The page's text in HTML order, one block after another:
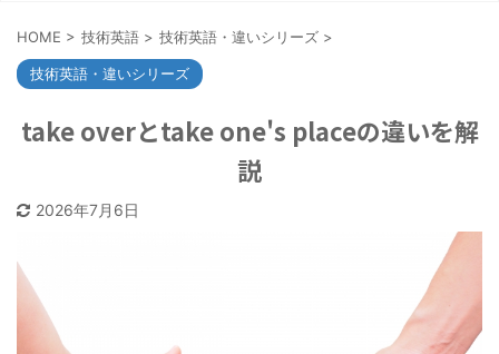
HOME > 技術英語 > 技術英語・違いシリーズ >
技術英語・違いシリーズ
take overとtake one's placeの違いを解
説
2026年7月6日